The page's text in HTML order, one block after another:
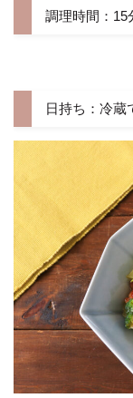
調理時間：15
日持ち：冷蔵